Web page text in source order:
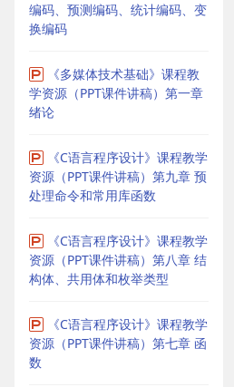
编码、预测编码、统计编码、变
换编码
《多媒体技术基础》课程教
学资源（PPT课件讲稿）第一章
绪论
《C语言程序设计》课程教学
资源（PPT课件讲稿）第九章 预
处理命令和常用库函数
《C语言程序设计》课程教学
资源（PPT课件讲稿）第八章 结
构体、共用体和枚举类型
《C语言程序设计》课程教学
资源（PPT课件讲稿）第七章 函
数